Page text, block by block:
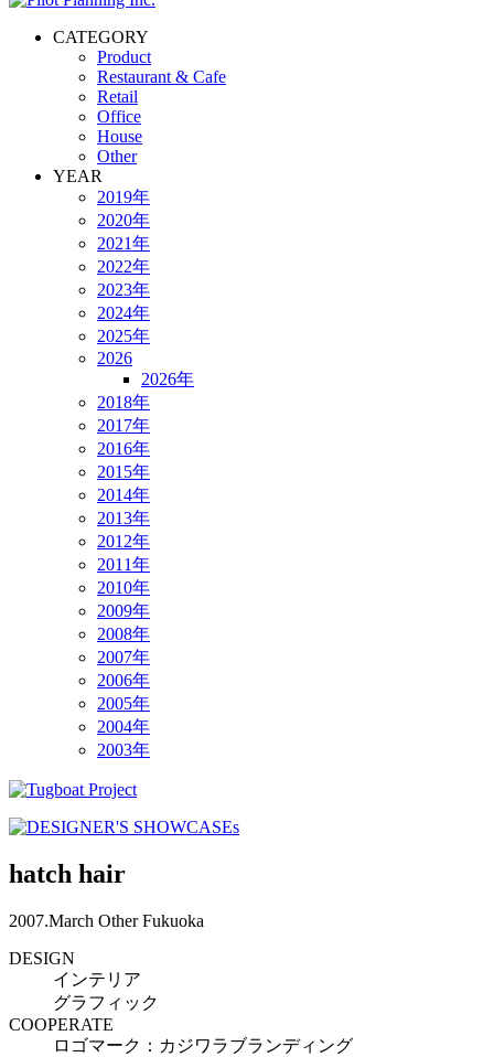
CATEGORY
Product
Restaurant & Cafe
Retail
Office
House
Other
YEAR
2019年
2020年
2021年
2022年
2023年
2024年
2025年
2026
2026年
2018年
2017年
2016年
2015年
2014年
2013年
2012年
2011年
2010年
2009年
2008年
2007年
2006年
2005年
2004年
2003年
hatch hair
2007.March Other Fukuoka
DESIGN
インテリア
グラフィック
COOPERATE
ロゴマーク：カジワラブランディング